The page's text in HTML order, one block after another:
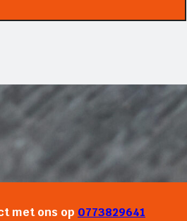
met ons op 0773829641